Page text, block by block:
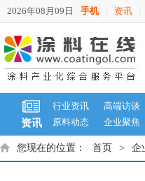
2026年08月09日 手机 资讯
资讯
行业资讯
高端访谈
原料动态
企业聚焦
您现在的位置： 首页 > 企